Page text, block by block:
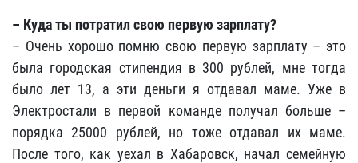
– Куда ты потратил свою первую зарплату?
– Очень хорошо помню свою первую зарплату – это
была городская стипендия в 300 рублей, мне тогда
было лет 13, а эти деньги я отдавал маме. Уже в
Электростали в первой команде получал больше –
порядка 25000 рублей, но тоже отдавал их маме.
После того, как уехал в Хабаровск, начал семейную